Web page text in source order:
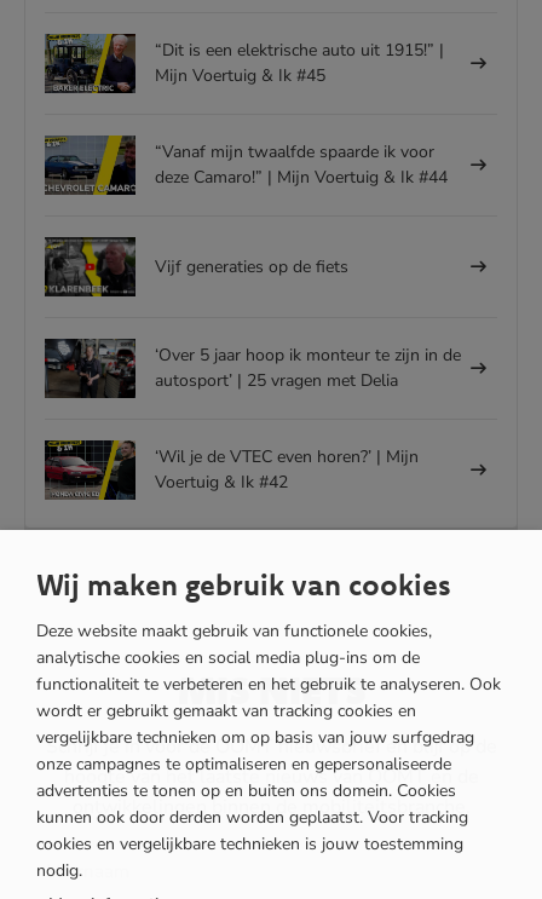
“Dit is een elektrische auto uit 1915!” |
Mijn Voertuig & Ik #45
“Vanaf mijn twaalfde spaarde ik voor
deze Camaro!” | Mijn Voertuig & Ik #44
Vijf generaties op de fiets
‘Over 5 jaar hoop ik monteur te zijn in de
autosport’ | 25 vragen met Delia
‘Wil je de VTEC even horen?’ | Mijn
Voertuig & Ik #42
MIS NIETS
Schrijf je in voor de OOMT nieuwsbrief en blijf op de
hoogte van het laatste nieuws van OOMT en de
ontwikkelingen binnen de mobiliteitsbranche.
Wij maken gebruik van cookies
Deze website maakt gebruik van functionele cookies,
analytische cookies en social media plug-ins om de
functionaliteit te verbeteren en het gebruik te analyseren. Ook
wordt er gebruikt gemaakt van tracking cookies en
vergelijkbare technieken om op basis van jouw surfgedrag
onze campagnes te optimaliseren en gepersonaliseerde
advertenties te tonen op en buiten ons domein. Cookies
kunnen ook door derden worden geplaatst. Voor tracking
cookies en vergelijkbare technieken is jouw toestemming
nodig.